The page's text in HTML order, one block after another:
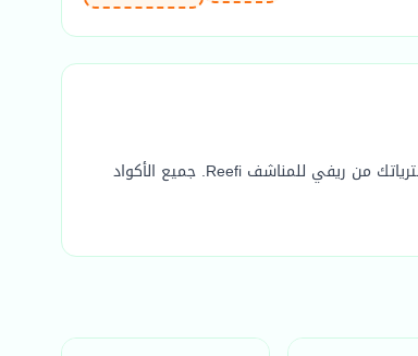
احصل على أحدث كوبونات خصم ريفي للمناشف الفعّالة والمضمونة لعام 2026. استخدم كود خصم ريفي للمناشف الحصري وفّر أكثر على جميع مشترياتك من ريفي للمناشف Reefi. جميع الأكواد